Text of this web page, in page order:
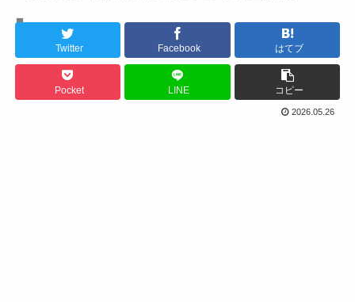
Twitter Facebook はてブ
Pocket LINE コピー
2026.05.26